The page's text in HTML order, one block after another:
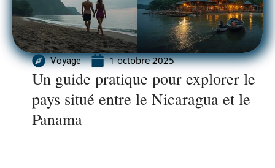
Voyage 1 octobre 2025
Un guide pratique pour explorer le
pays situé entre le Nicaragua et le
Panama